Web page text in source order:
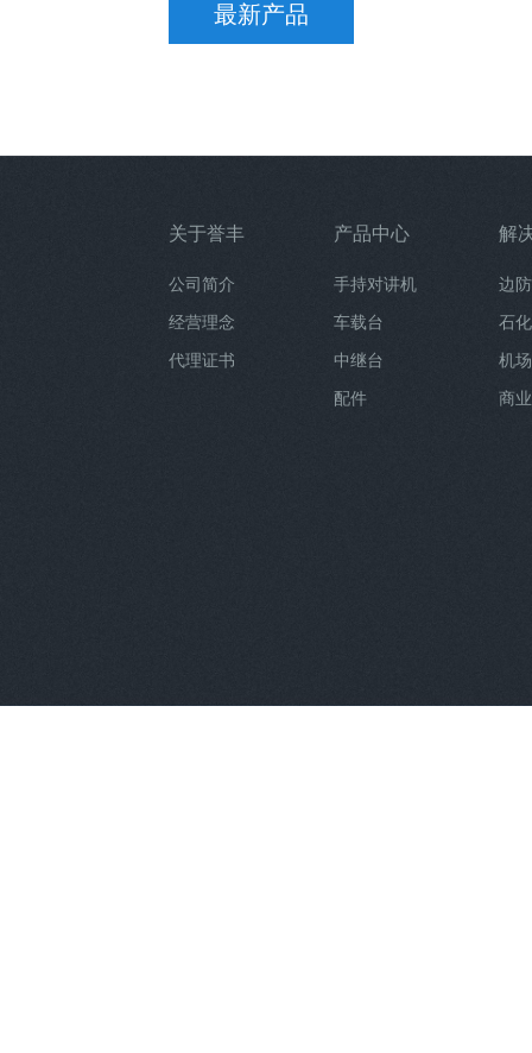
最新产品
关于誉丰
公司简介
经营理念
代理证书
产品中心
手持对讲机
车载台
中继台
配件
解
边
石
机
商